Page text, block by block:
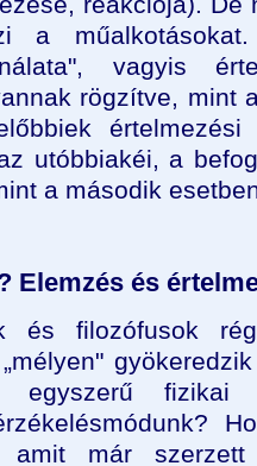
a
vagyis
rögzítve, mint
utóbbiakéi, a
a második
Elemzés és
és filozófusok
egyszerű fizikai
amit már szerzett